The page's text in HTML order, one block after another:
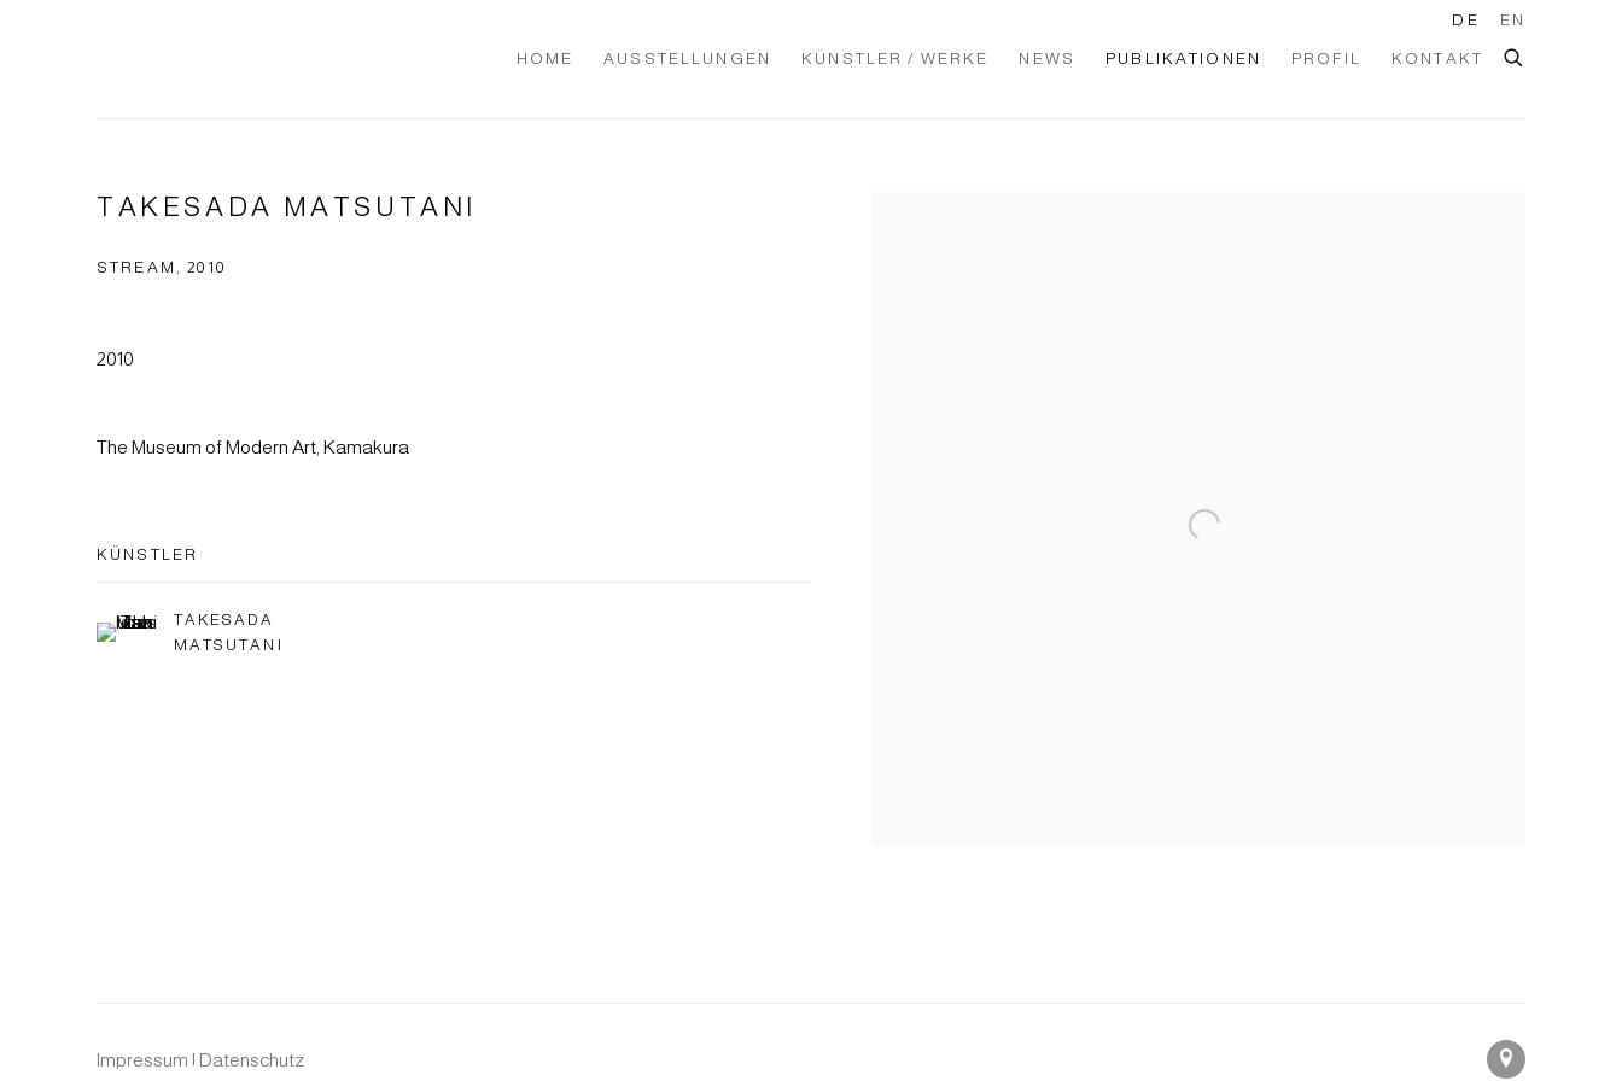
HOME AUSSTELLUNGEN KÜNSTLER / WERKE NEWS PUBLIKATIONEN PROFIL KONTAKT
DE EN
TAKESADA MATSUTANI
STREAM, 2010
2010
The Museum of Modern Art, Kamakura
KÜNSTLER
TAKESADA
MATSUTANI
Impressum | Datenschutz